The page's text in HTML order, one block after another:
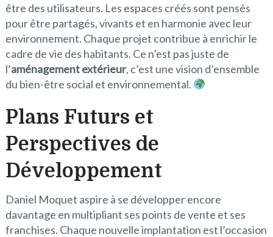
être des utilisateurs. Les espaces créés sont pensés
pour être partagés, vivants et en harmonie avec leur
environnement. Chaque projet contribue à enrichir le
cadre de vie des habitants. Ce n’est pas juste de
l’aménagement extérieur, c’est une vision d’ensemble
du bien-être social et environnemental.
Plans Futurs et
Perspectives de
Développement
Daniel Moquet aspire à se développer encore
davantage en multipliant ses points de vente et ses
franchises. Chaque nouvelle implantation est l’occasion